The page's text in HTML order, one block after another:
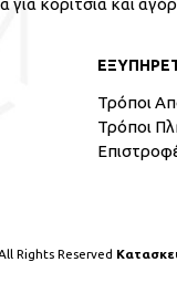
Τρόποι
Τρόποι
Rights Reserved